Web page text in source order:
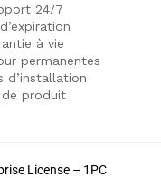
24/7
à vie
permanentes
d’installation
produit
License – 1PC